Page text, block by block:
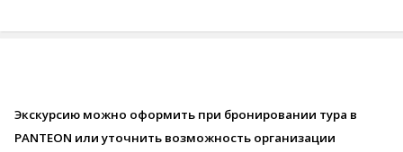
Экскурсию можно оформить при бронировании тура в
PANTEON или уточнить возможность организации